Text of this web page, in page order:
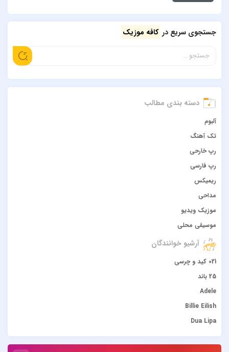
جستجوی سریع در کافه موزیک
دسته بندی مطالب
آلبوم
تک آهنگ
رپ خارحی
رپ فارسی
ریمیکس
مداحی
موزیک ویدیو
موسیقی محلی
آرشیو خوانندگان
021 کید و چرسی
25 باند
Adele
Billie Eilish
Dua Lipa